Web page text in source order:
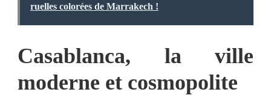
ruelles colorées de Marrakech !
Casablanca, la ville
moderne et cosmopolite